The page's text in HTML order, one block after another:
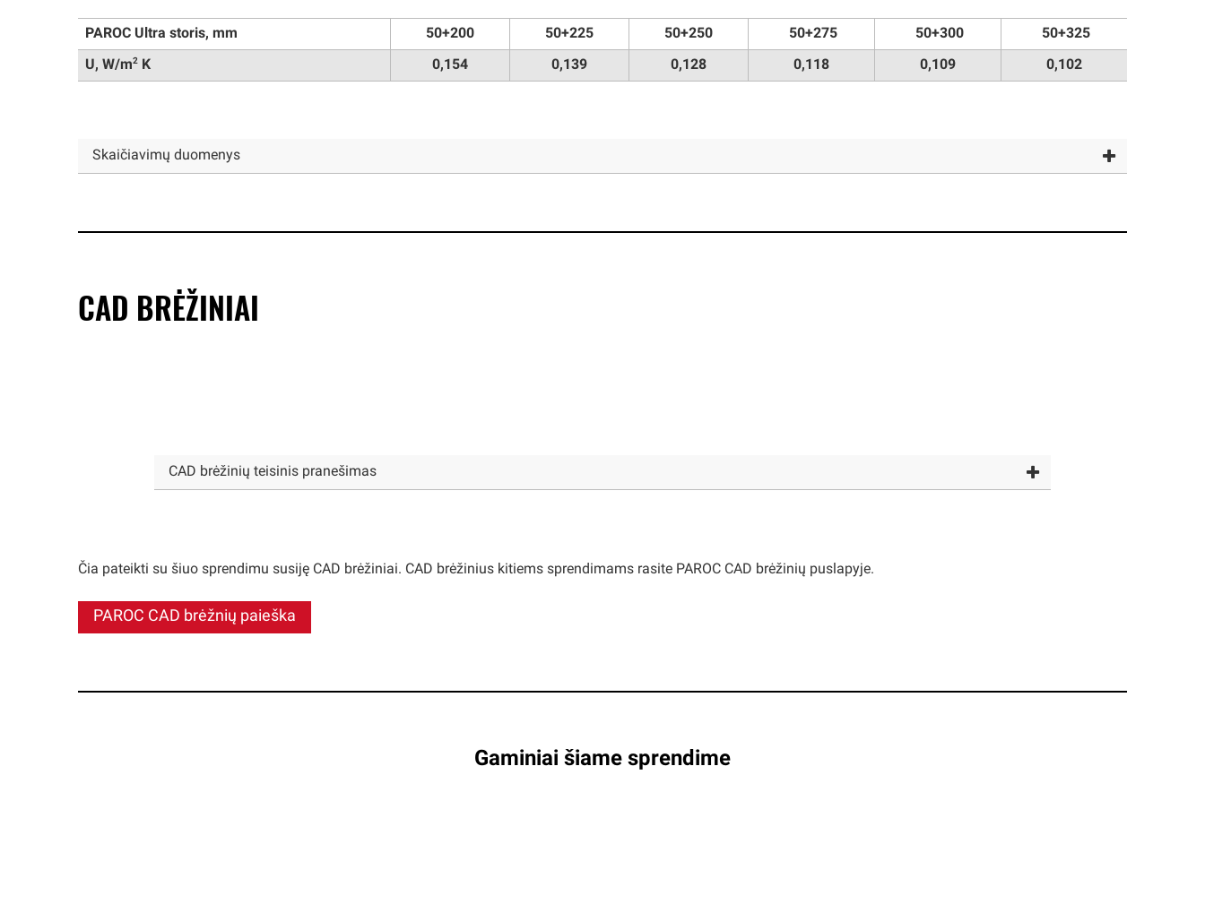
PAROC Ultra storis, mm 50+200 50+225 50+250 50+275 50+300 50+325
U, W/m2 K 0,154 0,139 0,128 0,118 0,109 0,102
Skaičiavimų duomenys
CAD BRĖŽINIAI
CAD brėžinių teisinis pranešimas
Čia pateikti su šiuo sprendimu susiję CAD brėžiniai. CAD brėžinius kitiems sprendimams rasite PAROC CAD brėžinių puslapyje.
PAROC CAD brėžnių paieška
Gaminiai šiame sprendime